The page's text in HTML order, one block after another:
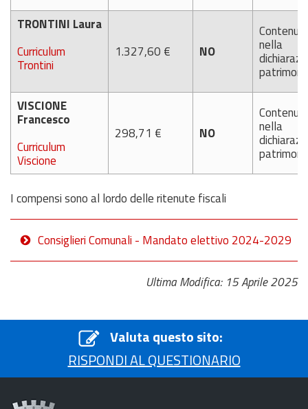
TRONTINI Laura
Curriculum
Trontini
1.327,60 € NO nella
VISCIONE
Francesco
Curriculum
Viscione
298,71 € NO nella
I compensi sono al lordo delle ritenute fiscali
Consiglieri Comunali - Mandato elettivo 2024-2029
Ultima Modifica: 15 Aprile 2025
Valuta questo sito:
RISPONDI AL QUESTIONARIO